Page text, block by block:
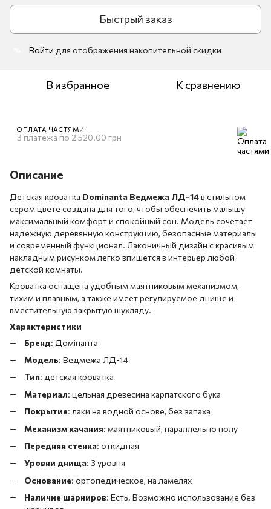
Быстрый заказ
Войти для отображения накопительной скидки
В избранное К сравнению
ОПЛАТА ЧАСТЯМИ
3 платежа по 2 520.00 грн
Описание
Детская кроватка Dominanta Ведмежа ЛД-14в стильном
сером цвете создана для того, чтобы обеспечить малышу
максимальный комфорт и спокойный сон. Модель сочетает
надежную деревянную конструкцию, безопасные материалы
и современный функционал. Лаконичный дизайн с красивым
накладным рисунком легко впишется в интерьер любой
детской комнаты.
Кроватка оснащена удобным маятниковым механизмом,
тихим и плавным, а также имеет регулируемое днище и
вместительную закрытую шухляду.
Характеристики
Бренд: Домінанта
Модель: Ведмежа ЛД-14
Тип: детская кроватка
Материал: цельная древесина карпатского бука
Покрытие: лаки на водной основе, без запаха
Механизм качания: маятниковый, параллельно полу
Передняя стенка: откидная
Уровни днища: 3 уровня
Основание: ортопедическое, на ламелях
Наличие шарниров: Есть. Возможно использование без